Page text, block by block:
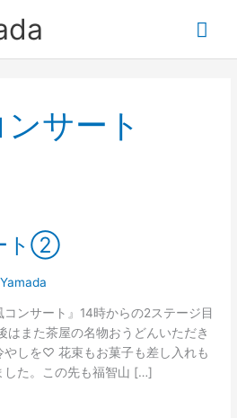
メ
イ
サート
ト②
ンサート』14時からの2ステージ目
はまた茶屋の名物おうどんいただき
やしを♡ 花束もお菓子も差し入れも
した。この先も福智山 […]